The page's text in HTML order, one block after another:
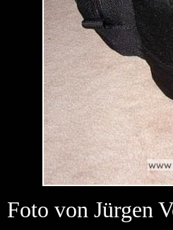
Foto von Jürgen